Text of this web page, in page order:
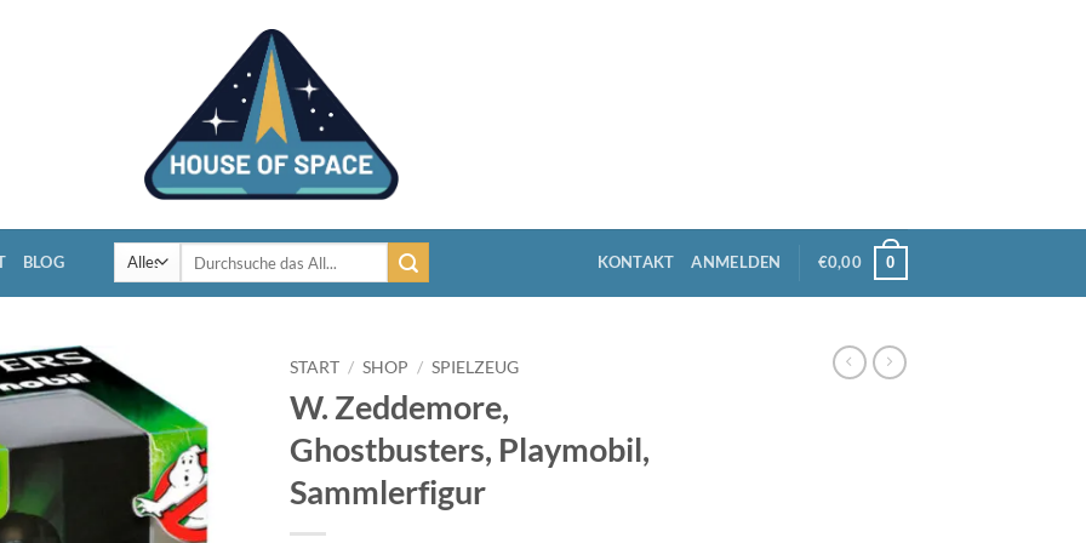
BLOG
Suchen
nach:
KONTAKT ANMELDEN €0,00 0
START / SHOP / SPIELZEUG
W. Zeddemore,
Ghostbusters, Playmobil,
Sammlerfigur